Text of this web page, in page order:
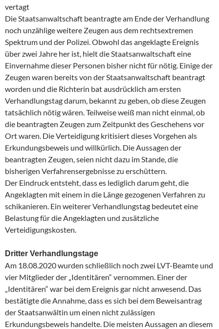
vertagt
Die Staatsanwaltschaft beantragte am Ende der Verhandlung
noch unzählige weitere Zeugen aus dem rechtsextremen
Spektrum und der Polizei. Obwohl das angeklagte Ereignis
über zwei Jahre her ist, hielt die Staatsanwaltschaft eine
Einvernahme dieser Personen bisher nicht für nötig. Einige der
Zeugen waren bereits von der Staatsanwaltschaft beantragt
worden und die Richterin bat ausdrücklich am ersten
Verhandlungstag darum, bekannt zu geben, ob diese Zeugen
tatsächlich nötig wären. Teilweise weiß man nicht einmal, ob
die beantragten Zeugen zum Zeitpunkt des Geschehens vor
Ort waren. Die Verteidigung kritisiert dieses Vorgehen als
Erkundungsbeweis und willkürlich. Die Aussagen der
beantragten Zeugen, seien nicht dazu im Stande, die
bisherigen Verfahrensergebnisse zu erschüttern.
Der Eindruck entsteht, dass es lediglich darum geht, die
Angeklagten mit einem in die Länge gezogenen Verfahren zu
schikanieren. Ein weiterer Verhandlungstag bedeutet eine
Belastung für die Angeklagten und zusätzliche
Verteidigungskosten.
Dritter Verhandlungstage
Am 18.08.2020 wurden schließlich noch zwei LVT-Beamte und
vier Mitglieder der „Identitären“ vernommen. Einer der
„Identitären“ war bei dem Ereignis gar nicht anwesend. Das
bestätigte die Annahme, dass es sich bei dem Beweisantrag
der Staatsanwältin um einen nicht zulässigen
Erkundungsbeweis handelte. Die meisten Aussagen an diesem